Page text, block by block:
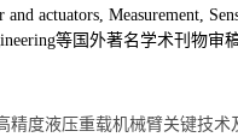
and actuators, Measurement,
等国外著名学术刊物审
精度液压重载机械臂关键技术